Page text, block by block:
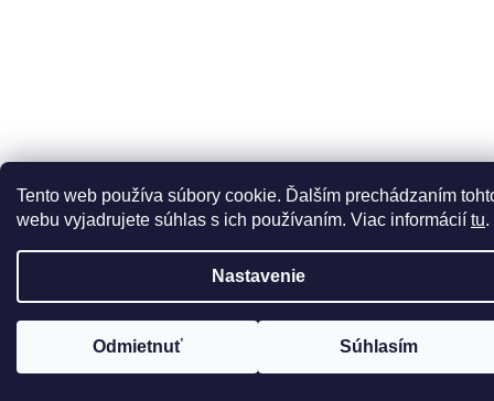
Tento web používa súbory cookie. Ďalším prechádzaním
webu vyjadrujete súhlas s ich používaním. Viac informácií tu.
Nastavenie
Odmietnuť Súhlasím